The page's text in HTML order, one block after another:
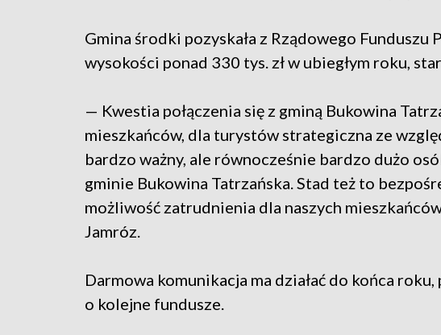
Gmina środki pozyskała z Rządowego
wysokości ponad 330 tys. zł w ubiegłym roku,
— Kwestia połączenia się z gminą Bukowina
mieszkańców, dla turystów strategiczna ze
bardzo ważny, ale równocześnie bardzo dużo
gminie Bukowina Tatrzańska. Stad też to
możliwość zatrudnienia dla naszych
Jamróz.
Darmowa komunikacja ma działać do końca
o kolejne fundusze.